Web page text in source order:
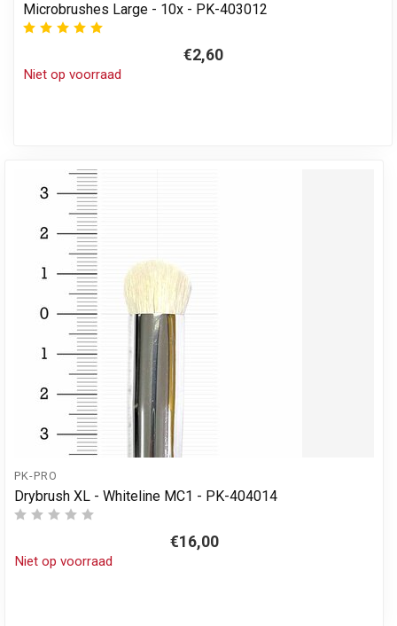
Microbrushes Large - 10x - PK-403012
€2,60
Niet op voorraad
PK-PRO
Drybrush XL - Whiteline MC1 - PK-404014
€16,00
Niet op voorraad